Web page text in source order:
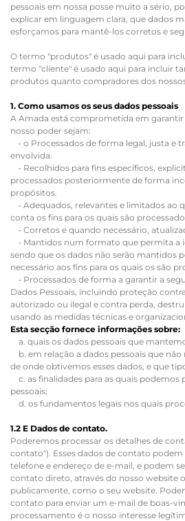
pessoais em nossa posse muito a sério,
explicar em linguagem clara, que dados
esforçamos para mantê-los corretos e
O termo "produtos" é usado aqui para
termo "cliente" é usado aqui para incluir
produtos quanto compradores dos
1. Como usamos os seus dados pessoais
A Amada está comprometida em garantir
nosso poder sejam:
• o Processados de forma legal, justa e
envolvida.
• Recolhidos para fins específicos,
processados posteriormente de forma
propósitos.
• Adequados, relevantes e limitados ao
conta os fins para os quais são
• Corretos e quando necessário,
• Mantidos num formato que permita a
sendo que os dados não serão mantidos
necessário aos fins para os quais os são
• Processados de forma a garantir a
Dados Pessoais, incluindo proteção
autorizado ou ilegal e contra perda,
usando as medidas técnicas e
Esta secção fornece informações sobre:
a. quais os dados pessoais que
b. em relação a dados pessoais que
de onde obtivemos esses dados, e que
c. as finalidades para as quais podemos
pessoais;
d. os fundamentos legais nos quais
1.2 E Dados de contato.
Poderemos processar os detalhes de
contato"). Esses dados de contato
telefone e endereço de e-mail, e podem
contato direto, através do nosso website
publicamente, como o seu website.
contato para enviar um e-mail de boas-
processamento é o nosso interesse